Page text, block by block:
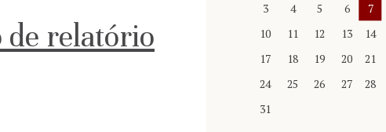
de relatório
3
4 5 6 7
10
11 12 13 14
17
18 19 20 21
24
25 26 27 28
31